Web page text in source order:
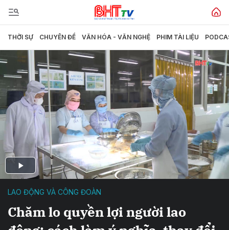
THỜI SỰ CHUYÊN ĐỀ VĂN HÓA - VĂN NGHỆ PHIM TÀI LIỆU
LAO ĐỘNG VÀ CÔNG ĐOÀN
Chăm lo quyền lợi người lao